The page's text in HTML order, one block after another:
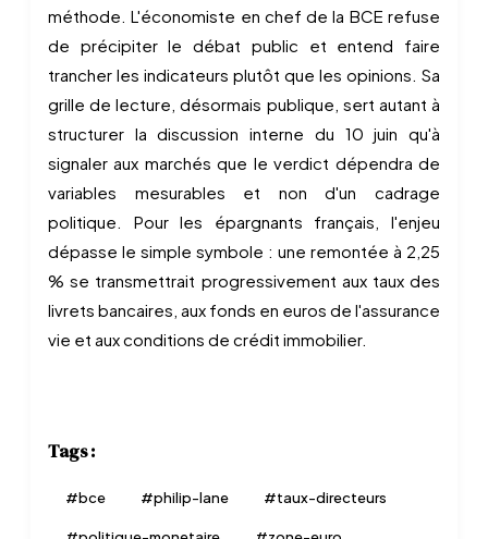
méthode. L'économiste en chef de la BCE refuse
de précipiter le débat public et entend faire
trancher les indicateurs plutôt que les opinions. Sa
grille de lecture, désormais publique, sert autant à
structurer la discussion interne du 10 juin qu'à
signaler aux marchés que le verdict dépendra de
variables mesurables et non d'un cadrage
politique. Pour les épargnants français, l'enjeu
dépasse le simple symbole : une remontée à 2,25
% se transmettrait progressivement aux taux des
livrets bancaires, aux fonds en euros de l'assurance
vie et aux conditions de crédit immobilier.
Tags :
#bce #philip-lane #taux-directeurs